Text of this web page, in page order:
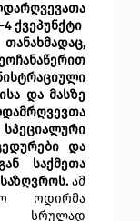
ქვეპუნქტი
და მასზე
და
საქმეთა
ამ
ოდირმა
სრულად